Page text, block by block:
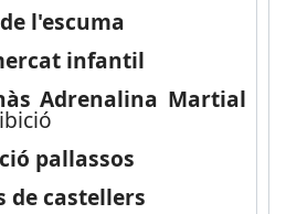
l'escuma
infantil
Adrenalina Martial
pallassos
de castellers